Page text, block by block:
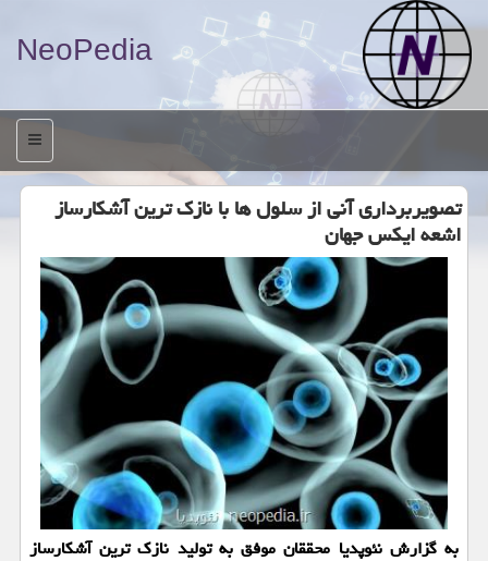
NeoPedia
منو
تصویربرداری آنی از سلول ها با نازک ترین آشکارساز
اشعه ایکس جهان
به گزارش نئوپدیا محققان موفق به تولید نازک ترین آشکارساز